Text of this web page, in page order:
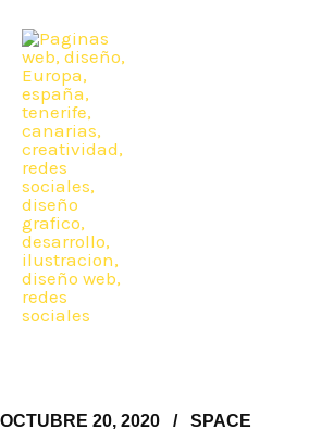
contenido
OCTUBRE 20, 2020 SPACE